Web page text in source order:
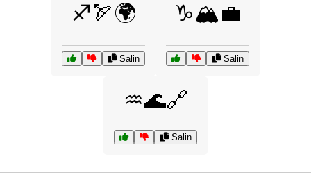
♐🏹🌍
Salin
♑🏔️💼
Salin
♒🌊🔗
Salin